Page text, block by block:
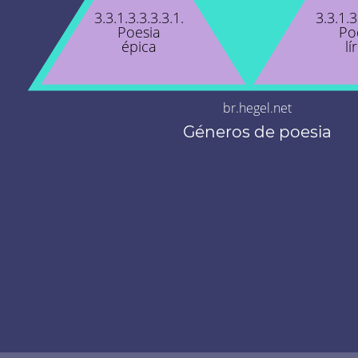
3.3.1.3.3.3.3.1.
Poesia
épica
br.hegel.net
Géneros de poesia